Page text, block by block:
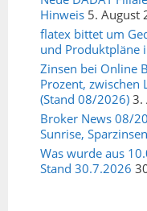
Hinweis 5. August
flatex bittet um
und Produktpläne
Zinsen bei Online
Prozent, zwischen
(Stand 08/2026) 3.
Broker News 08/
Sunrise,
Was wurde aus
Stand 30.7.2026